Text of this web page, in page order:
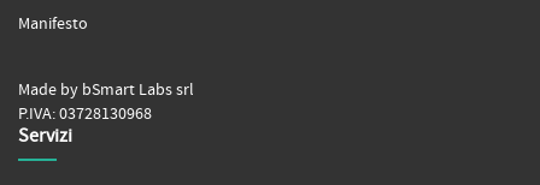
Manifesto
Made by bSmart Labs srl
P.IVA: 03728130968
Servizi